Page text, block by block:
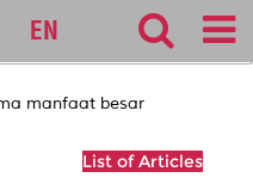
EN
manfaat besar
List of Articles